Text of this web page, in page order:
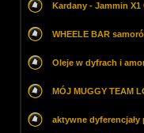
Kardany - Jammin X1
WHEELE BAR
Oleje w dyfrach i
MÓJ MUGGY TEAM
aktywne